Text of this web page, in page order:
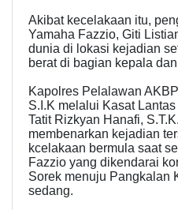
Akibat kecelakaan itu,
Yamaha Fazzio, Giti
dunia di lokasi kejadian
berat di bagian kepala
Kapolres Pelalawan
S.I.K melalui Kasat
Tatit Rizkyan Hanafi,
membenarkan kejadian
kcelakaan bermula saat
Fazzio yang dikendarai
Sorek menuju Pangkalan
sedang.